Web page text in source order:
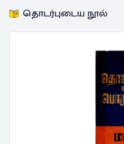
தொடர்புடைய நூல்